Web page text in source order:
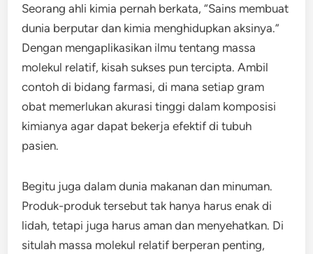
Seorang ahli kimia pernah berkata, “Sains membuat
dunia berputar dan kimia menghidupkan aksinya.”
Dengan mengaplikasikan ilmu tentang massa
molekul relatif, kisah sukses pun tercipta. Ambil
contoh di bidang farmasi, di mana setiap gram
obat memerlukan akurasi tinggi dalam komposisi
kimianya agar dapat bekerja efektif di tubuh
pasien.
Begitu juga dalam dunia makanan dan minuman.
Produk-produk tersebut tak hanya harus enak di
lidah, tetapi juga harus aman dan menyehatkan. Di
situlah massa molekul relatif berperan penting,